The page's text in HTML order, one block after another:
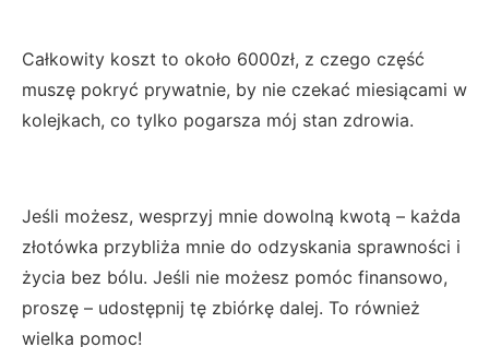
Całkowity koszt to około 6000zł, z czego część
muszę pokryć prywatnie, by nie czekać miesiącami w
kolejkach, co tylko pogarsza mój stan zdrowia.
Jeśli możesz, wesprzyj mnie dowolną kwotą – każda
złotówka przybliża mnie do odzyskania sprawności i
życia bez bólu. Jeśli nie możesz pomóc finansowo,
proszę – udostępnij tę zbiórkę dalej. To również
wielka pomoc!